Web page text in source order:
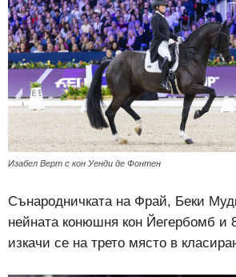
Изабел Верт с кон Уенди де Фонтен
Сънародничката на Фрай, Беки
нейната конюшня кон Йегербомб и
изкачи се на трето място в